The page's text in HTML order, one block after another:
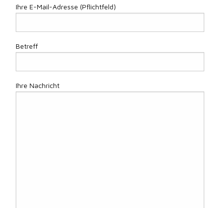
Ihre E-Mail-Adresse (Pflichtfeld)
Betreff
Ihre Nachricht